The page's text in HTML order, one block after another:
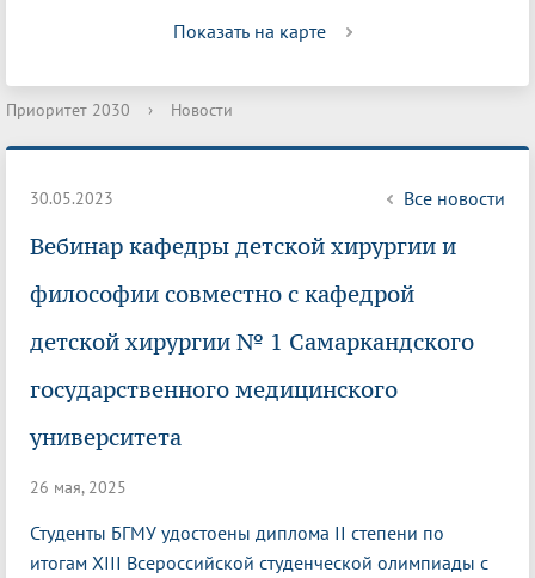
Показать на карте
Приоритет 2030 › Новости
30.05.2023 Все новости
Вебинар кафедры детской хирургии и
философии совместно с кафедрой
детской хирургии № 1 Самаркандского
государственного медицинского
университета
26 мая, 2025
Студенты БГМУ удостоены диплома II степени по
итогам XIII Всероссийской студенческой олимпиады с